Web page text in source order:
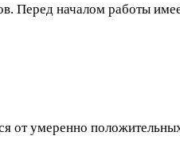
Перед началом работы
от умеренно